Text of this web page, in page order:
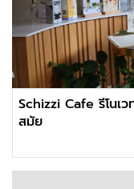
Schizzi Cafe รีโนเ
สมัย